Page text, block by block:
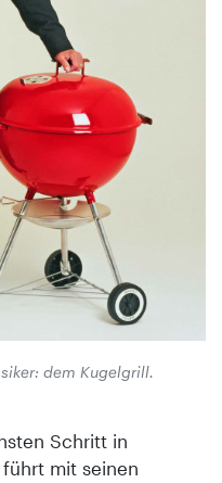
dem Kugelgrill.
Schritt in
mit seinen